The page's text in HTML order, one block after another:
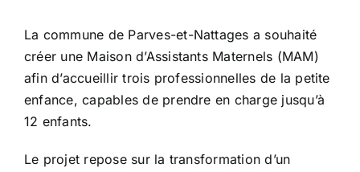
La commune de Parves-et-Nattages a souhaité
créer une Maison d’Assistants Maternels (MAM)
afin d’accueillir trois professionnelles de la petite
enfance, capables de prendre en charge jusqu’à
12 enfants.
Le projet repose sur la transformation d’un